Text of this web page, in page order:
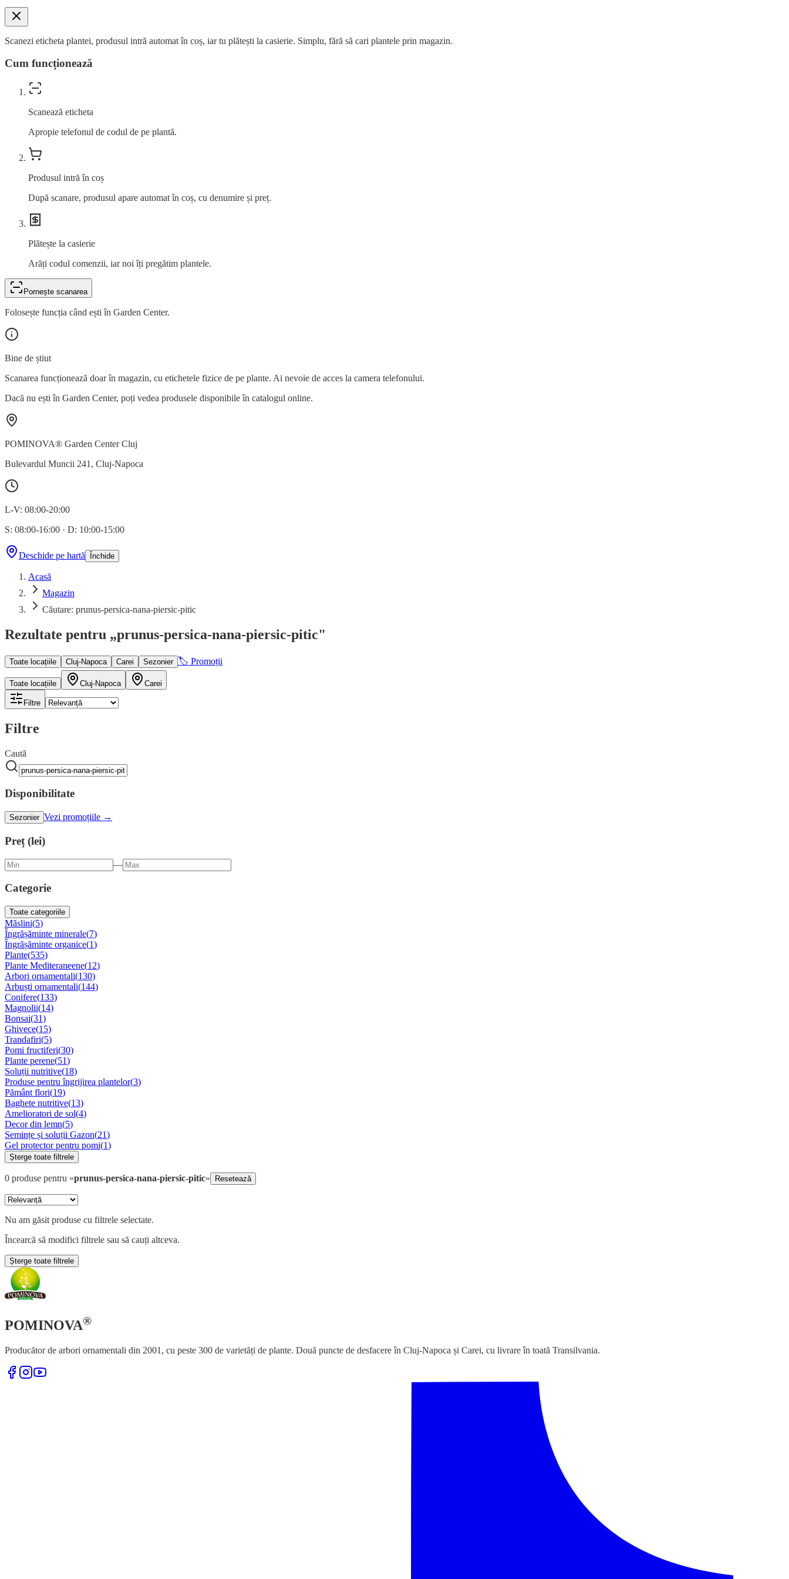
Scanezi eticheta plantei, produsul intră automat în coș, iar tu plătești la casierie. Simplu, fără să cari plantele prin magazin.
Cum funcționează
Scanează eticheta
Apropie telefonul de codul de pe plantă.
Produsul intră în coș
După scanare, produsul apare automat în coș, cu denumire și preț.
Plătește la casierie
Arăți codul comenzii, iar noi îți pregătim plantele.
Pornește scanarea
Folosește funcția când ești în Garden Center.
Bine de știut
Scanarea funcționează doar în magazin, cu etichetele fizice de pe plante. Ai nevoie de acces la camera telefonului.
Dacă nu ești în Garden Center, poți vedea produsele disponibile în catalogul online.
POMINOVA® Garden Center Cluj
Bulevardul Muncii 241 , Cluj-Napoca
L-V: 08:00-20:00
S: 08:00-16:00 · D: 10:00-15:00
Deschide pe hartă Închide
Acasă
Magazin
Căutare: prunus-persica-nana-piersic-pitic
Rezultate pentru „prunus-persica-nana-piersic-pitic"
Toate locațiile Cluj-Napoca Carei Sezonier 🏷 Promoții
Toate locațiile Cluj-Napoca Carei
Filtre
Filtre
Caută
Disponibilitate
Sezonier Vezi promoțiile →
Preț (lei)
—
Categorie
Toate categoriile
Măslini(5)
Îngrășăminte minerale(7)
Îngrășăminte organice(1)
Plante(535)
Plante Mediteraneene(12)
Arbori ornamentali(130)
Arbuști ornamentali(144)
Conifere(133)
Magnolii(14)
Bonsai(31)
Ghivece(15)
Trandafiri(5)
Pomi fructiferi(30)
Plante perene(51)
Soluții nutritive(18)
Produse pentru îngrijirea plantelor(3)
Pământ flori(19)
Baghete nutritive(13)
Amelioratori de sol(4)
Decor din lemn(5)
Semințe și soluții Gazon(21)
Gel protector pentru pomi(1)
Șterge toate filtrele
0 produse pentru «prunus-persica-nana-piersic-pitic» Resetează
Nu am găsit produse cu filtrele selectate.
Încearcă să modifici filtrele sau să cauți altceva.
Șterge toate filtrele
POMINOVA®
Producător de arbori ornamentali din 2001, cu peste 300 de varietăți de plante. Două puncte de desfacere în Cluj-Napoca și Carei, cu livrare în toată Transilvania.